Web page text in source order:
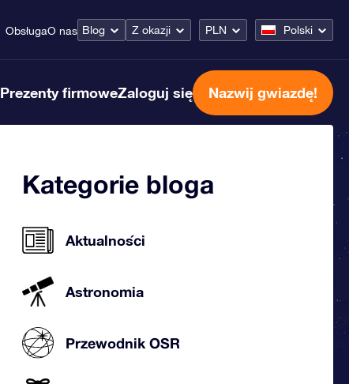
ObsługaO nas Blog Z okazji PLN Polski
Prezenty firmoweZaloguj się Nazwij gwiazdę!
Kategorie bloga
Aktualności
Astronomia
Przewodnik OSR